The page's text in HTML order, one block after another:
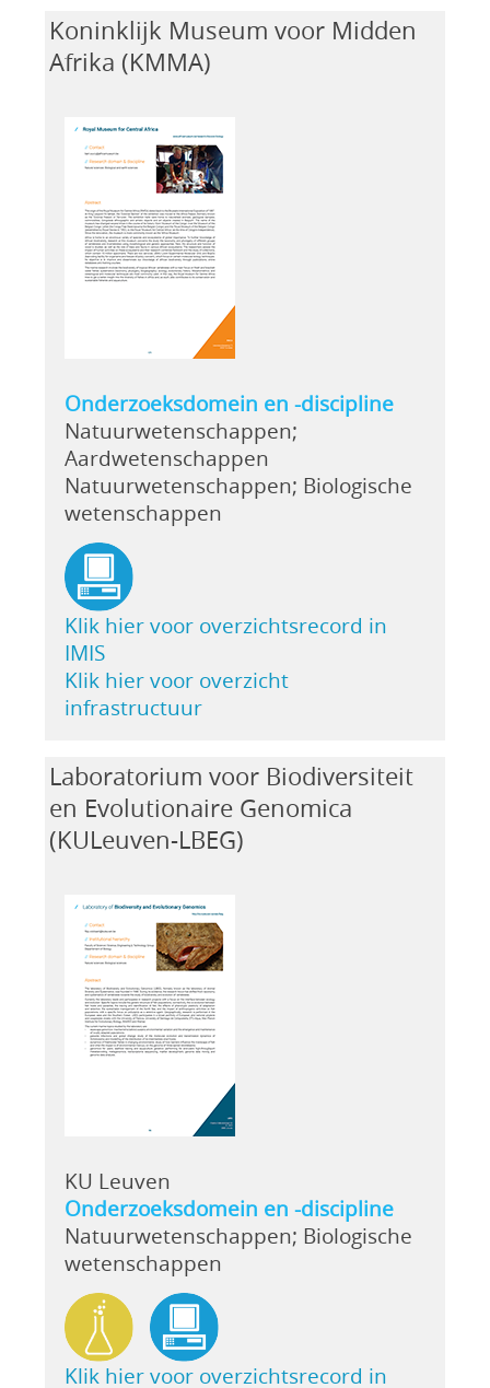
Koninklijk Museum voor Midden
Afrika (KMMA)
Onderzoeksdomein en -discipline
Natuurwetenschappen;
Aardwetenschappen
Natuurwetenschappen; Biologische
wetenschappen
Klik hier voor overzichtsrecord in
IMIS
Klik hier voor overzicht
infrastructuur
Laboratorium voor Biodiversiteit
en Evolutionaire Genomica
(KULeuven-LBEG)
KU Leuven
Onderzoeksdomein en -discipline
Natuurwetenschappen; Biologische
wetenschappen
Klik hier voor overzichtsrecord in